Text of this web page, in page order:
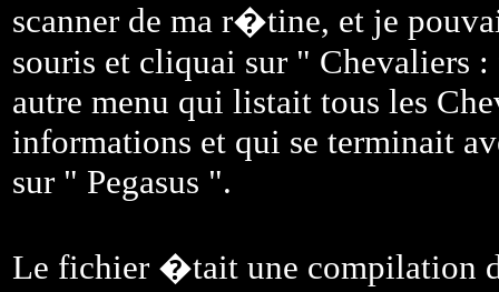
scanner de ma r�tine, et je
souris et cliquai sur " Chevaliers
autre menu qui listait tous les
informations et qui se terminait
sur " Pegasus ".
Le fichier �tait une compilation